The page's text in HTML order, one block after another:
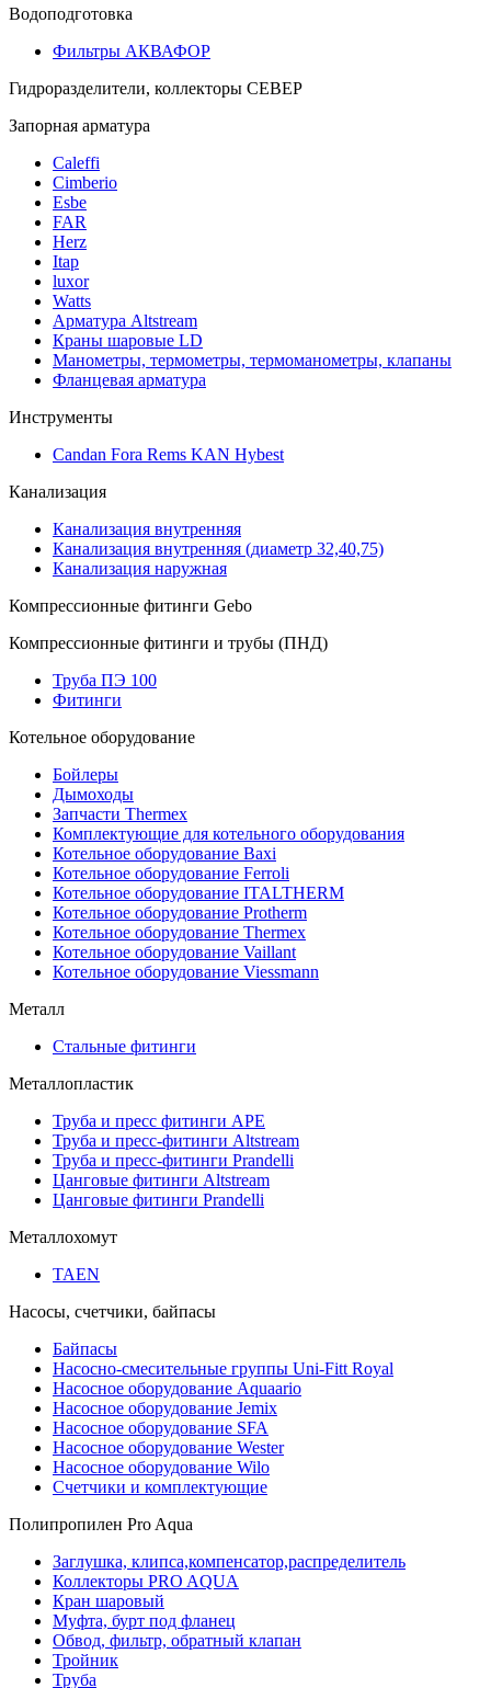
Водоподготовка
Фильтры АКВАФОР
Гидроразделители, коллекторы СЕВЕР
Запорная арматура
Caleffi
Cimberio
Esbe
FAR
Herz
Itap
luxor
Watts
Арматура Altstream
Краны шаровые LD
Манометры, термометры, термоманометры, клапаны
Фланцевая арматура
Инструменты
Candan Fora Rems KAN Hybest
Канализация
Канализация внутренняя
Канализация внутренняя (диаметр 32,40,75)
Канализация наружная
Компрессионные фитинги Gebo
Компрессионные фитинги и трубы (ПНД)
Труба ПЭ 100
Фитинги
Котельное оборудование
Бойлеры
Дымоходы
Запчасти Thermex
Комплектующие для котельного оборудования
Котельное оборудование Baxi
Котельное оборудование Ferroli
Котельное оборудование ITALTHERM
Котельное оборудование Protherm
Котельное оборудование Thermex
Котельное оборудование Vaillant
Котельное оборудование Viessmann
Металл
Стальные фитинги
Металлопластик
Труба и пресс фитинги APE
Труба и пресс-фитинги Altstream
Труба и пресс-фитинги Prandelli
Цанговые фитинги Altstream
Цанговые фитинги Prandelli
Металлохомут
TAEN
Насосы, счетчики, байпасы
Байпасы
Насосно-смесительные группы Uni-Fitt Royal
Насосное оборудование Aquaario
Насосное оборудование Jemix
Насосное оборудование SFA
Насосное оборудование Wester
Насосное оборудование Wilo
Счетчики и комплектующие
Полипропилен Pro Aqua
Заглушка, клипса,компенсатор,распределитель
Коллекторы PRO AQUA
Кран шаровый
Муфта, бурт под фланец
Обвод, фильтр, обратный клапан
Тройник
Труба